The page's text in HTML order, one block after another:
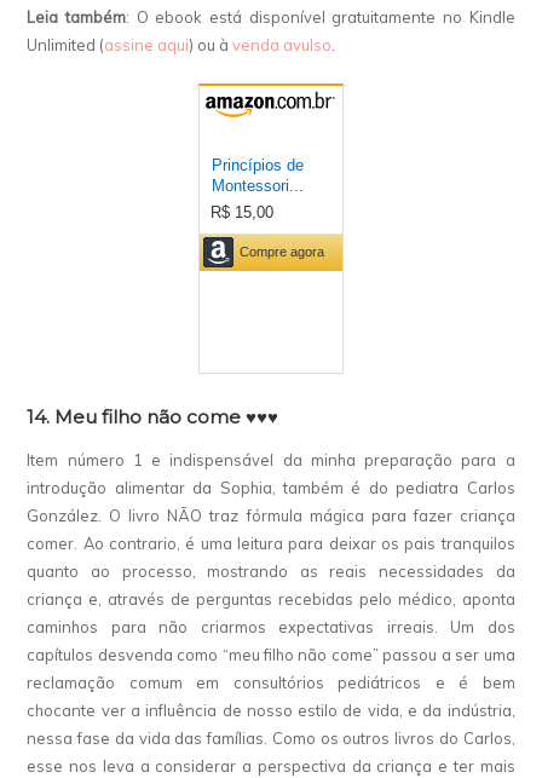
Leia também: O ebook está disponível gratuitamente no Kindle
Unlimited (assine aqui) ou àvenda avulso
14. Meu filho não come♥♥♥
Item número 1 e indispensável da minha preparação para a
introdução alimentar da Sophia, também é do pediatra Carlos
González. O livro NÃO traz fórmula mágica para fazer criança
comer. Ao contrario, é uma leitura para deixar os pais tranquilos
quanto ao processo, mostrando as reais necessidades da
criança e, através de perguntas recebidas pelo médico, aponta
caminhos para não criarmos expectativas irreais. Um dos
capítulos desvenda como “meu filho não come” passou a ser uma
reclamação comum em consultórios pediátricos e é bem
chocante ver a influência de nosso estilo de vida, e da indústria,
nessa fase da vida das famílias. Como os outros livros do Carlos,
esse nos leva a considerar a perspectiva da criança e ter mais